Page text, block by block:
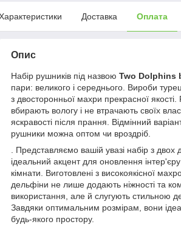
Доставка Оплата
Опис
Набір рушників під назвою Two Dolphins
пари: великого і середнього. Вироби
з двосторонньої махри прекрасної
вбирають вологу і не втрачають своїх
яскравості після прання. Відмінний
рушники можна оптом чи вроздріб.
. Представляємо вашій увазі набір з двох
ідеальний акцент для оновлення
кімнати. Виготовлені з високоякісної
дельфіни не лише додають ніжності та
використання, але й слугують стильною
Завдяки оптимальним розмірам, вони
будь-якого простору.